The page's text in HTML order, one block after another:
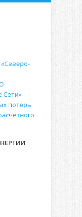
Сети»
потерь